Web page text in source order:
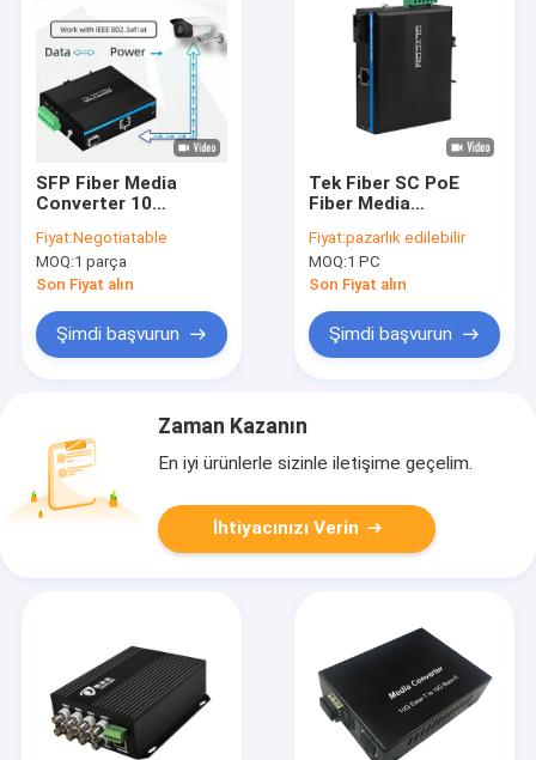
SFP Fiber Media
Converter 10
Yönetilmeyen DIN
Demiryolu Duvar
Montajlı Küçük Kasa
Fiyat:Negotiatable
MOQ:1 parça
Son Fiyat alın
Şimdi başvurun
Tek Fiber SC PoE
Fiber Media
Hızlı Ethernet 15.4W
30W IP40 CE
Fiyat:pazarlık edilebilir
MOQ:1 PC
Son Fiyat alın
Şimdi başvurun
Zaman Kazanın
En iyi ürünlerle sizinle iletişime geçelim.
İhtiyacınızı Verin